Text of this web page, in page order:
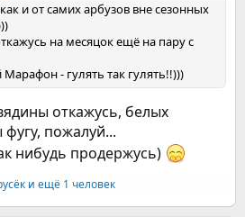
и от самих арбузов вне сезонных
на месяцок ещё на пару с
- гулять так гулять!!)))
откажусь, белых
пожалуй...
нибудь продержусь)
и ещё 1 человек